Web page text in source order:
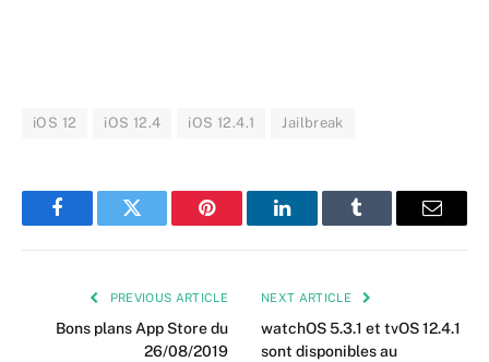
iOS 12 iOS 12.4 iOS 12.4.1 Jailbreak
FacebookTwitter Pinterest LinkedInTumblr Email
PREVIOUS ARTICLE
Bons plans App Store du
26/08/2019
NEXT ARTICLE
watchOS 5.3.1 et tvOS 12.4.1
sont disponibles au